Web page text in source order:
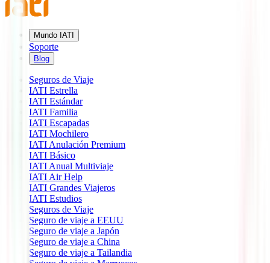
Mundo IATI
Soporte
Blog
Seguros de Viaje
IATI Estrella
IATI Estándar
IATI Familia
IATI Escapadas
IATI Mochilero
IATI Anulación Premium
IATI Básico
IATI Anual Multiviaje
IATI Air Help
IATI Grandes Viajeros
IATI Estudios
Seguros de Viaje
Seguro de viaje a EEUU
Seguro de viaje a Japón
Seguro de viaje a China
Seguro de viaje a Tailandia